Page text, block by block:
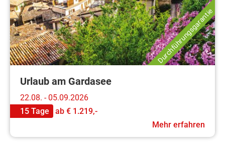
Durchführungsgarantie
Urlaub am Gardasee
22.08. - 05.09.2026
15 Tage
ab € 1.219,-
Mehr erfahren